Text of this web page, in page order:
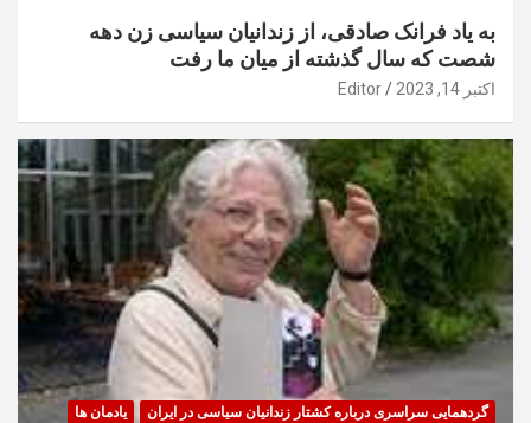
به یاد فرانک صادقی، از زندانیان سیاسی زن دهه
شصت که سال گذشته از میان ما رفت
اکتبر 14, 2023 Editor
گردهمایی سراسری درباره کشتار زندانیان سیاسی در ایران یادمان ها